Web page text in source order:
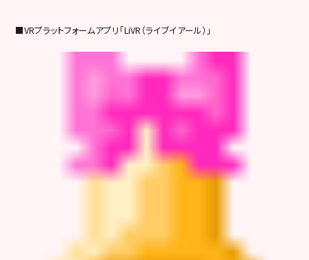
■VRプラットフォームアプリ「LiVR（ライブイアール）」